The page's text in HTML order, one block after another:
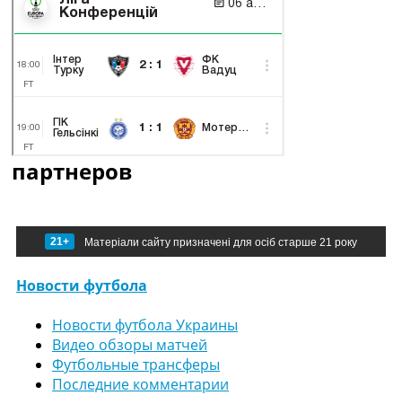
партнеров
21+ Матеріали сайту призначені для осіб старше 21 року
Новости футбола
Новости футбола Украины
Видео обзоры матчей
Футбольные трансферы
Последние комментарии